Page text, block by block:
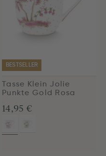
BESTSELLER
Tasse Klein Jolie
Punkte Gold Rosa
14,95 €